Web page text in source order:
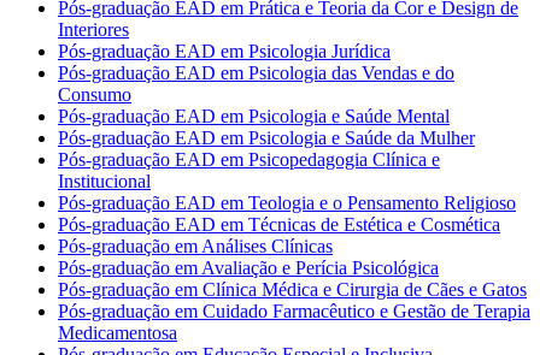
Pós-graduação EAD em Prática e Teoria da Cor e Design de
Interiores
Pós-graduação EAD em Psicologia Jurídica
Pós-graduação EAD em Psicologia das Vendas e do
Consumo
Pós-graduação EAD em Psicologia e Saúde Mental
Pós-graduação EAD em Psicologia e Saúde da Mulher
Pós-graduação EAD em Psicopedagogia Clínica e
Institucional
Pós-graduação EAD em Teologia e o Pensamento Religioso
Pós-graduação EAD em Técnicas de Estética e Cosmética
Pós-graduação em Análises Clínicas
Pós-graduação em Avaliação e Perícia Psicológica
Pós-graduação em Clínica Médica e Cirurgia de Cães e Gatos
Pós-graduação em Cuidado Farmacêutico e Gestão de Terapia
Medicamentosa